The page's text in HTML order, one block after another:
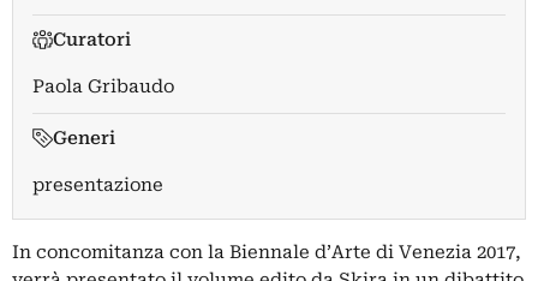
Curatori
Paola Gribaudo
Generi
presentazione
In concomitanza con la Biennale d’Arte di Venezia 2017,